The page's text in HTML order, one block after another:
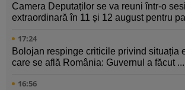
Camera Deputaților se va reuni într-o
extraordinară în 11 și 12 august pentru
17:24
Bolojan respinge criticile privind situația
care se află România: Guvernul a făcut ...
16:56